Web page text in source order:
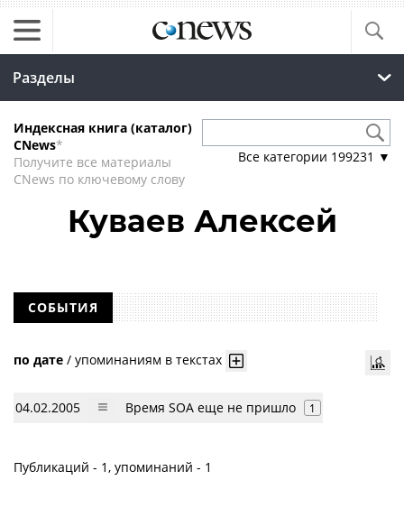
Разделы
Индексная книга (каталог)
CNews*
Получите все материалы
CNews по ключевому слову
Все категории 199231 ▼
Куваев Алексей
СОБЫТИЯ
по дате / упоминаниям в текстах
04.02.2005 Время SOA еще не пришло 1
Публикаций - 1, упоминаний - 1